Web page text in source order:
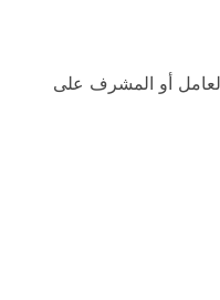
أو المشرف على